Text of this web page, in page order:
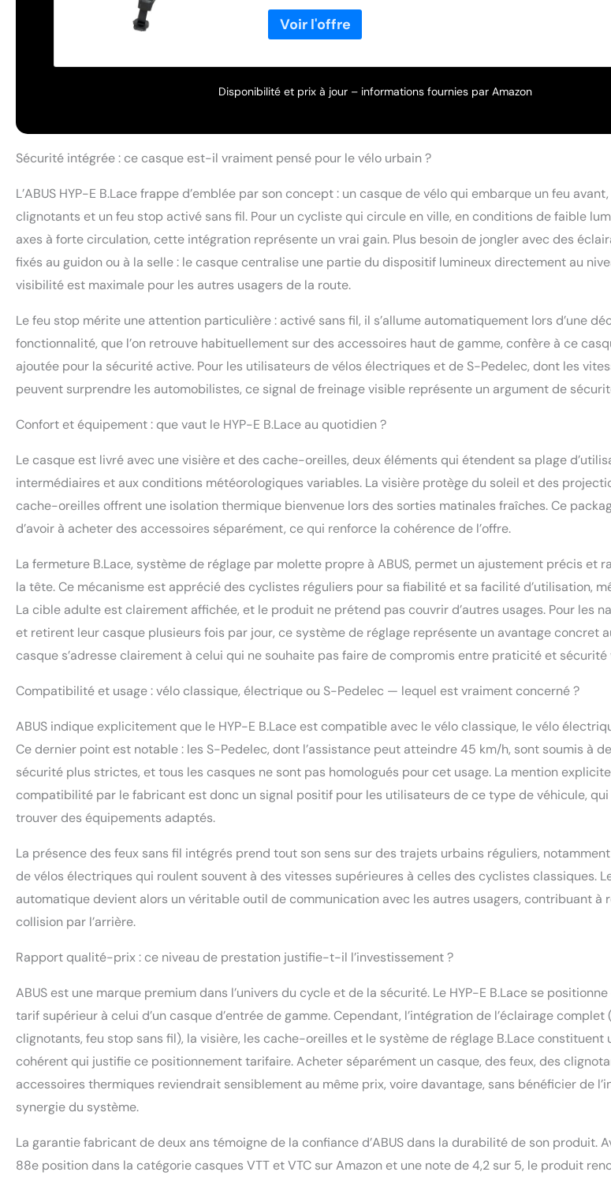
fil : vous activez leLumière clignotante avec T de la
guidon - - dans la version B.LACE, vous recevrez également un
Pedelecs : le casque répond à la norme NTA 8776 avec la
de la tempe et du cou avec strNarrow tesCritères spécifiques
casque et avec évidementPour les coiffures tressées -
du menton - coussinets lavables - avec visière et cache-oreilles
Disponibilité et prix à jour – informations fournies par Amazon
Sécurité intégrée : ce casque est-il vraiment pensé pour le vélo urbain ?
L’ABUS HYP-E B.Lace frappe d’emblée par son concept : un casque de vélo qui embarque un feu
clignotants et un feu stop activé sans fil. Pour un cycliste qui circule en ville, en conditions de faible
axes à forte circulation, cette intégration représente un vrai gain. Plus besoin de jongler avec des
fixés au guidon ou à la selle : le casque centralise une partie du dispositif lumineux directement au
visibilité est maximale pour les autres usagers de la route.
Le feu stop mérite une attention particulière : activé sans fil, il s’allume automatiquement lors d’une
fonctionnalité, que l’on retrouve habituellement sur des accessoires haut de gamme, confère à ce
ajoutée pour la sécurité active. Pour les utilisateurs de vélos électriques et de S-Pedelec, dont les
peuvent surprendre les automobilistes, ce signal de freinage visible représente un argument de
Confort et équipement : que vaut le HYP-E B.Lace au quotidien ?
Le casque est livré avec une visière et des cache-oreilles, deux éléments qui étendent sa plage
intermédiaires et aux conditions météorologiques variables. La visière protège du soleil et des
cache-oreilles offrent une isolation thermique bienvenue lors des sorties matinales fraîches. Ce
d’avoir à acheter des accessoires séparément, ce qui renforce la cohérence de l’offre.
La fermeture B.Lace, système de réglage par molette propre à ABUS, permet un ajustement précis et
la tête. Ce mécanisme est apprécié des cyclistes réguliers pour sa fiabilité et sa facilité d’utilisation,
La cible adulte est clairement affichée, et le produit ne prétend pas couvrir d’autres usages. Pour les
et retirent leur casque plusieurs fois par jour, ce système de réglage représente un avantage concret
casque s’adresse clairement à celui qui ne souhaite pas faire de compromis entre praticité et sécurité
Compatibilité et usage : vélo classique, électrique ou S-Pedelec — lequel est vraiment concerné ?
ABUS indique explicitement que le HYP-E B.Lace est compatible avec le vélo classique, le vélo
Ce dernier point est notable : les S-Pedelec, dont l’assistance peut atteindre 45 km/h, sont soumis à
sécurité plus strictes, et tous les casques ne sont pas homologués pour cet usage. La mention
compatibilité par le fabricant est donc un signal positif pour les utilisateurs de ce type de véhicule,
trouver des équipements adaptés.
La présence des feux sans fil intégrés prend tout son sens sur des trajets urbains réguliers,
de vélos électriques qui roulent souvent à des vitesses supérieures à celles des cyclistes classiques.
automatique devient alors un véritable outil de communication avec les autres usagers, contribuant à
collision par l’arrière.
Rapport qualité-prix : ce niveau de prestation justifie-t-il l’investissement ?
ABUS est une marque premium dans l’univers du cycle et de la sécurité. Le HYP-E B.Lace se
tarif supérieur à celui d’un casque d’entrée de gamme. Cependant, l’intégration de l’éclairage complet
clignotants, feu stop sans fil), la visière, les cache-oreilles et le système de réglage B.Lace constituent
cohérent qui justifie ce positionnement tarifaire. Acheter séparément un casque, des feux, des
accessoires thermiques reviendrait sensiblement au même prix, voire davantage, sans bénéficier de
synergie du système.
La garantie fabricant de deux ans témoigne de la confiance d’ABUS dans la durabilité de son produit.
88e position dans la catégorie casques VTT et VTC sur Amazon et une note de 4,2 sur 5, le produit